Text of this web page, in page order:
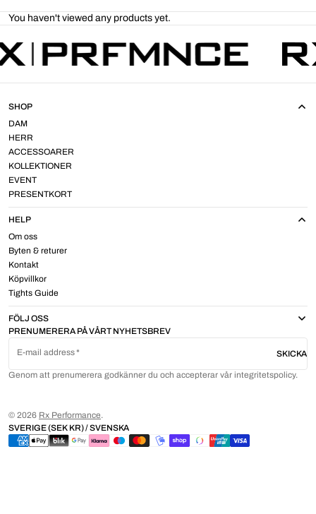
You haven't viewed any products yet.
PRENUMERERA PÅ VÅRT NYHETSBREV
E-mail address SKICKA
Genom att prenumerera godkänner du och accepterar vår integritetspolicy.
SHOP
DAM
HERR
ACCESSOARER
KOLLEKTIONER
EVENT
PRESENTKORT
HELP
Om oss
Byten & returer
Kontakt
Köpvillkor
Tights Guide
FÖLJ OSS
© 2026 Rx Performance.
SVERIGE (SEK KR) / SVENSKA